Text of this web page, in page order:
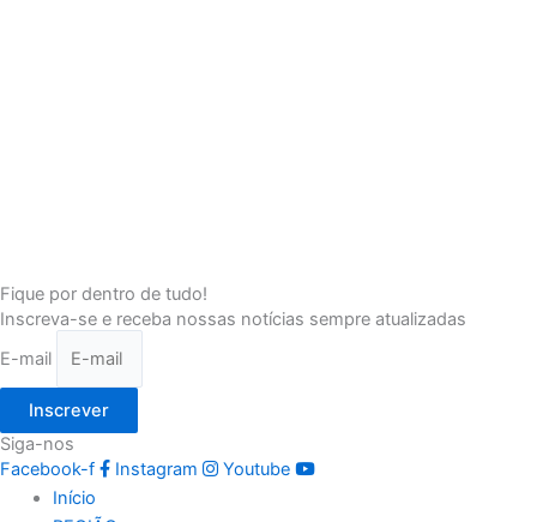
Fique por dentro de tudo!
Inscreva-se e receba nossas notícias sempre atualizadas
E-mail
Inscrever
Siga-nos
Facebook-f
Instagram
Youtube
Início